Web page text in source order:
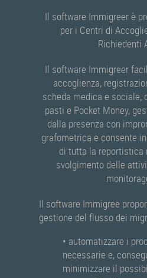
Il software Immigreer è
per i Centri di
Richiedenti
Il software Immigreer
accoglienza,
scheda medica e
pasti e Pocket Money,
dalla presenza con
grafometrica e consente
di tutta la reportistica
svolgimento delle
Il software Immigree
gestione del flusso dei
• automatizzare i
necessarie e,
minimizzare il